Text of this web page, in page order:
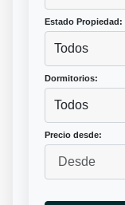
Estado Propiedad:
Todos
Dormitorios:
Todos
Precio desde: